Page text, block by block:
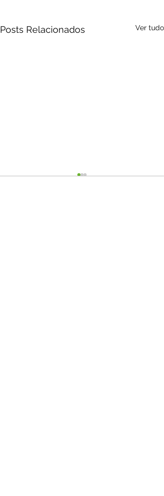
Posts Relacionados Ver tudo